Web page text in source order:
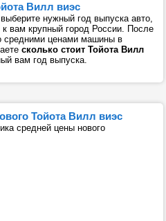
Вилл виэс
нужный год выпуска авто,
вам крупный город России. После
средними ценами машины в
сколько стоит Тойота Вилл
вам год выпуска.
Тойота Вилл виэс
средней цены нового